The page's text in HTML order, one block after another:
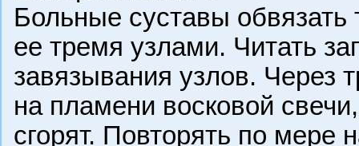
Больные суставы обвязать
ее тремя узлами. Читать
завязывания узлов. Через
на пламени восковой
сгорят. Повторять по мере